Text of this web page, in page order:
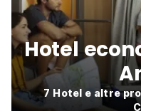
Hotel
7 Hotel e altre